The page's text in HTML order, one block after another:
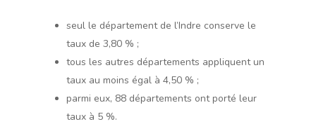
seul le département de l’Indre conserve le
taux de 3,80 % ;
tous les autres départements appliquent un
taux au moins égal à 4,50 % ;
parmi eux, 88 départements ont porté leur
taux à 5 %.